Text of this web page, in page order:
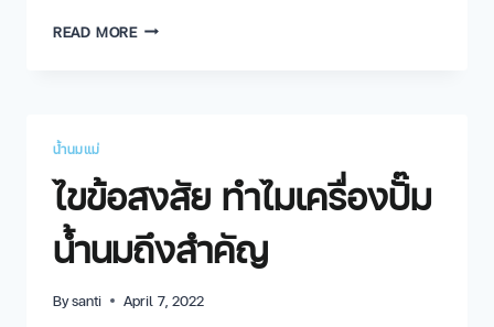
READ MORE
น้ำนมแม่
ไขข้อสงสัย ทำไมเครื่องปั๊ม
น้ำนมถึงสำคัญ
Bysanti April 7, 2022